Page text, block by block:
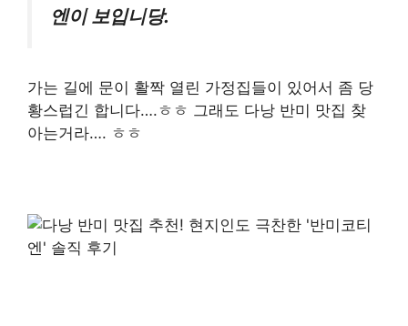
엔이 보입니당.
​가는 길에 문이 활짝 열린 가정집들이 있어서 좀 당
황스럽긴 합니다….ㅎㅎ 그래도 다낭 반미 맛집 찾
아는거라…. ㅎㅎ